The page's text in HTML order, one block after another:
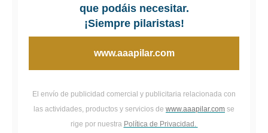
que podáis necesitar.
¡Siempre pilaristas!
www.aaapilar.com
El envío de publicidad comercial y publicitaria relacionada con
las actividades, productos y servicios de www.aaapilar.com se
rige por nuestra Política de Privacidad.